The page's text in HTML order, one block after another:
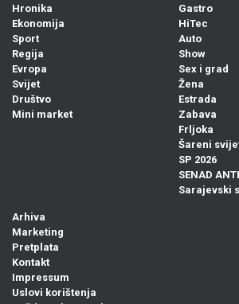
Hronika
Ekonomija
Sport
Regija
Evropa
Svijet
Društvo
Mini market
Gastro
HiTec
Auto
Show
Sex i grad
Žena
Estrada
Zabava
Frljoka
Šareni
SP 2026
SENAD
Sarajevski
Arhiva
Marketing
Pretplata
Kontakt
Impressum
Uslovi korištenja